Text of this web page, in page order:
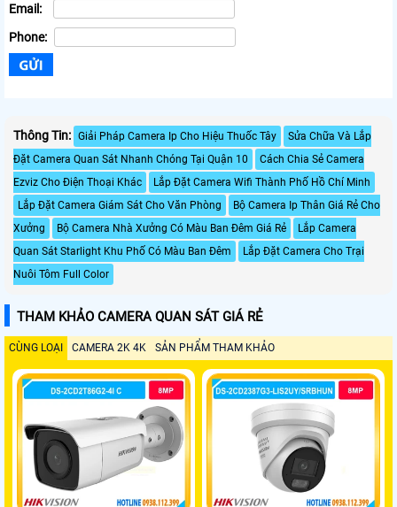
Email:
Phone:
Thông Tin: Giải Pháp Camera Ip Cho Hiệu Thuốc Tây
Sửa Chữa Và Lắp
Đặt Camera Quan Sát Nhanh Chóng Tại Quận 10
Cách Chia Sẻ Camera
Ezviz Cho Điện Thoại Khác
Lắp Đặt Camera Wifi Thành Phố Hồ Chí Minh
Lắp Đặt Camera Giám Sát Cho Văn Phòng
Bộ Camera Ip Thân Giá Rẻ Cho
Xưởng
Bộ Camera Nhà Xưởng Có Màu Ban Đêm Giá Rẻ
Lắp Camera
Quan Sát Starlight Khu Phố Có Màu Ban Đêm
Lắp Đặt Camera Cho Trại
Nuôi Tôm Full Color
THAM KHẢO CAMERA QUAN SÁT GIÁ RẺ
CÙNG LOẠI CAMERA 2K 4K SẢN PHẨM THAM KHẢO